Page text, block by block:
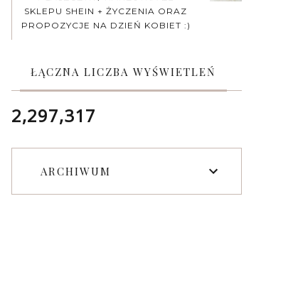
SKLEPU SHEIN + ŻYCZENIA ORAZ
PROPOZYCJE NA DZIEŃ KOBIET :)
ŁĄCZNA LICZBA WYŚWIETLEŃ
2,297,317
ARCHIWUM